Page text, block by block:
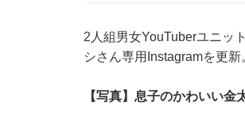
2人組男女YouTuberユニッ
シさん専用Instagramを更
【写真】息子のかわいい金